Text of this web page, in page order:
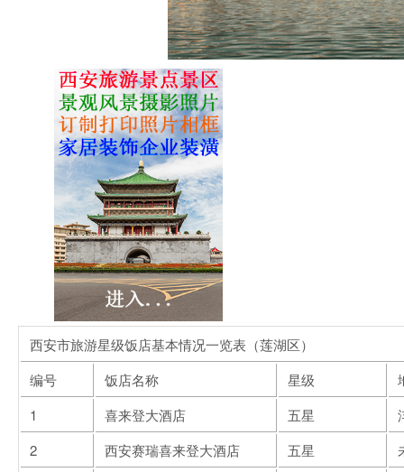
西安市旅游星级饭店基本情况一览表（莲湖区）
编号
饭店名称 星级
1
喜来登大酒店 五星
2
西安赛瑞喜来登大酒店 五星